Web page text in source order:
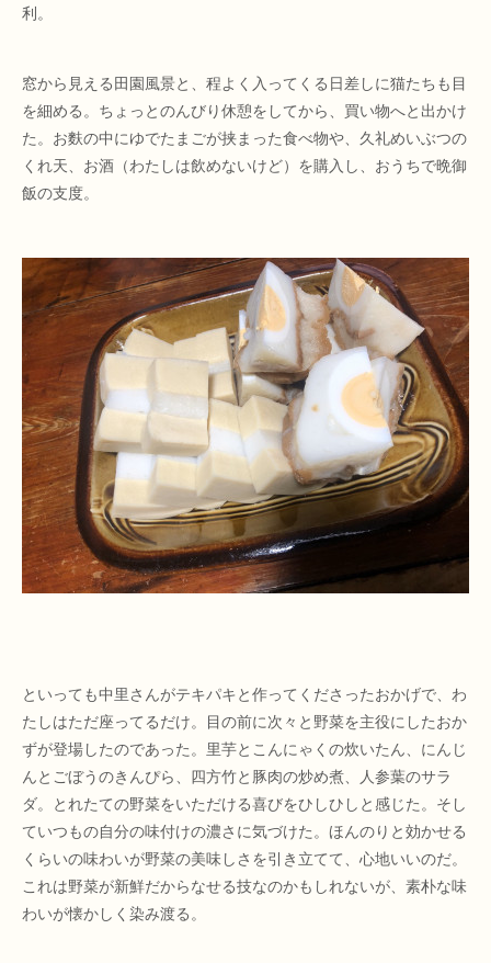
利。
窓から見える田園風景と、程よく入ってくる日差しに猫たちも目
を細める。ちょっとのんびり休憩をしてから、買い物へと出かけ
た。お麩の中にゆでたまごが挟まった食べ物や、久礼めいぶつの
くれ天、お酒（わたしは飲めないけど）を購入し、おうちで晩御
飯の支度。
といっても中里さんがテキパキと作ってくださったおかげで、わ
たしはただ座ってるだけ。目の前に次々と野菜を主役にしたおか
ずが登場したのであった。里芋とこんにゃくの炊いたん、にんじ
んとごぼうのきんぴら、四方竹と豚肉の炒め煮、人参葉のサラ
ダ。とれたての野菜をいただける喜びをひしひしと感じた。そし
ていつもの自分の味付けの濃さに気づけた。ほんのりと効かせる
くらいの味わいが野菜の美味しさを引き立てて、心地いいのだ。
これは野菜が新鮮だからなせる技なのかもしれないが、素朴な味
わいが懐かしく染み渡る。